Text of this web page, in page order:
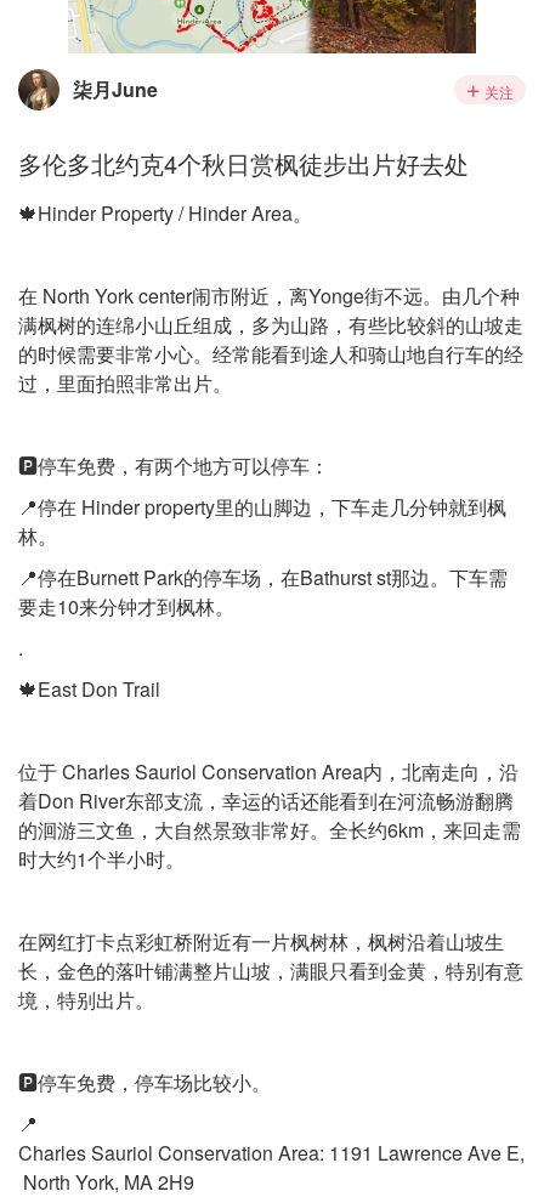
柒月June 关注
多伦多北约克4个秋日赏枫徒步出片好去处
🍁Hinder Property / Hinder Area。
在 North York center闹市附近，离Yonge街不远。由几个种
满枫树的连绵小山丘组成，多为山路，有些比较斜的山坡走
的时候需要非常小心。经常能看到途人和骑山地自行车的经
过，里面拍照非常出片。
🅿️停车免费，有两个地方可以停车：
📍停在 Hinder property里的山脚边，下车走几分钟就到枫
林。
📍停在Burnett Park的停车场，在Bathurst st那边。下车需
要走10来分钟才到枫林。
.
🍁East Don Trail
位于 Charles Sauriol Conservation Area内，北南走向，沿
着Don River东部支流，幸运的话还能看到在河流畅游翻腾
的洄游三文鱼，大自然景致非常好。全长约6km，来回走需
时大约1个半小时。
在网红打卡点彩虹桥附近有一片枫树林，枫树沿着山坡生
长，金色的落叶铺满整片山坡，满眼只看到金黄，特别有意
境，特别出片。
🅿️停车免费，停车场比较小。
📍
Charles Sauriol Conservation Area: 1191 Lawrence Ave E,
North York, MA 2H9